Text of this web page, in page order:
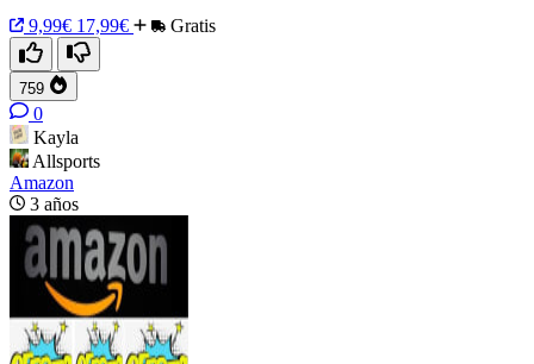
9,99€ 17,99€ Gratis
759
0
Kayla
Allsports
Amazon
3 años